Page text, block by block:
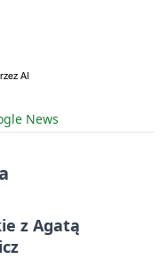
News
z Agatą